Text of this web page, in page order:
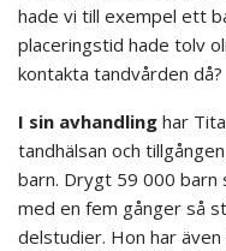
hade vi till exempel ett
placeringstid hade tolv
kontakta tandvården då?
I sin avhandling har
tandhälsan och
barn. Drygt 59 000
med en fem gånger så
delstudier. Hon har